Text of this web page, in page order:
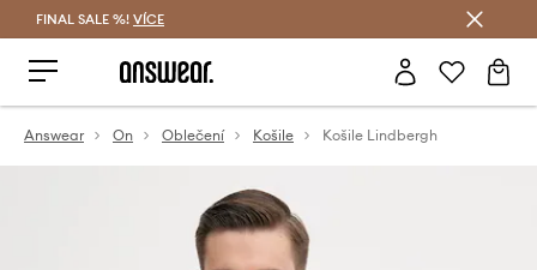
FINAL SALE %! VÍCE
Answear On Oblečení Košile Košile Lindbergh